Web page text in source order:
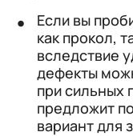
Если вы
как прокол,
вследствие
дефекты
при сильных
предложит
вариант для